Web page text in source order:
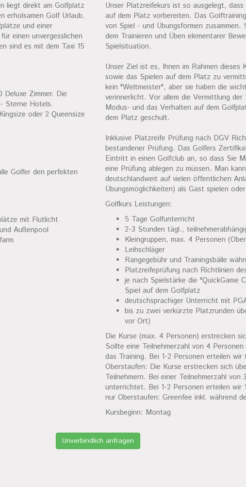
liegt direkt am Golfplatz
erholsamen Golf Urlaub.
und einer
einen unvergesslichen
sind es mit dem Taxi 15
Zimmer. Die
Sterne Hotels.
oder 2 Queensize
Golfer den perfekten
mit Flutlicht
Außenpool
Unser Platzreifekurs ist so ausgelegt,
auf dem Platz vorbereiten. Das
von Spiel - und Übungsformen
dem Trainieren und Üben elementarer
Spielsituation.
Unser Ziel ist es, Ihnen im Rahmen dieses
sowie das Spielen auf dem Platz zu
kein "Weltmeister", aber sie haben die
verinnerlicht. Vor allem die Vermittlung der
Modus- und das Verhalten auf dem
dem Platz geschult.
Inklusive Platzreife Prüfung nach DGV
bestandener Prüfung. Das Golfers
Eintritt in einen Golfclub an, so dass Sie
eine Prüfung ablegen zu müssen. Man
deutschlandweit auf vielen öffentlichen
Übungsmöglichkeiten) als Gast spielen
Golfkurs Leistungen:
5 Tage Golfunterricht
2-3 Stunden tägl.,
Kleingruppen, max. 4 Personen
Leihschläger
Rangegebühr und Trainingsbälle
Platzreifeprüfung nach Richtlinien
je nach Spielstärke die "QuickGame
Spiel auf dem Golfplatz
deutschsprachiger Unterricht mit
bis zu zwei verkürzte Platzrunden
vor Ort)
Die Kurse (max. 4 Personen) erstrecken
Sollte eine Teilnehmerzahl von 4
das Training. Bei 1-2 Personen erteilen
Oberstaufen: Die Kurse erstrecken sich
Teilnehmern. Bei einer Teilnehmerzahl
unterrichtet. Bei 1-2 Personen erteilen wir
nur Oberstaufen: Greenfee inkl. während
Kursbeginn: Montag
Unverbindlich anfragen